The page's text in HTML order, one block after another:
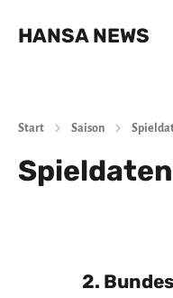
HANSA NEWS
Start Saison
Spieldaten
2.